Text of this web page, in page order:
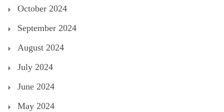
October 2024
September 2024
August 2024
July 2024
June 2024
May 2024